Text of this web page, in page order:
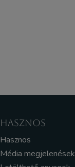
HASZNOS
Hasznos
Média megjelenések